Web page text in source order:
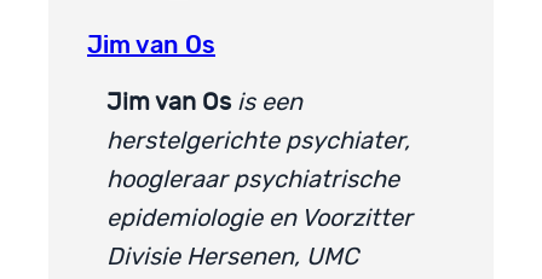
Jim van Os
Jim van Os is een
herstelgerichte psychiater,
hoogleraar psychiatrische
epidemiologie en Voorzitter
Divisie Hersenen, UMC